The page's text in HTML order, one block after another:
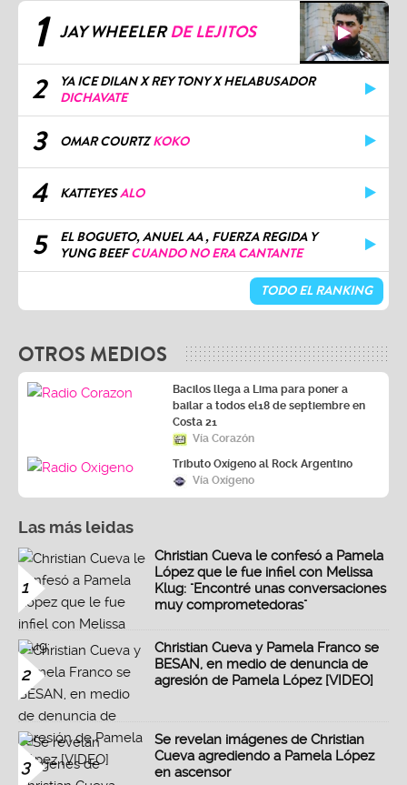
1 JAY WHEELERDE LEJITOS
2
YA ICE DILAN X REY TONY X HELABUSADOR
DICHAVATE
3 OMAR COURTZKOKO
4 KATTEYESALO
5
EL BOGUETO, ANUEL AA , FUERZA REGIDA Y
YUNG BEEFCUANDO NO ERA CANTANTE
TODO EL RANKING
OTROS MEDIOS
Bacilos llega a Lima para poner a
bailar a todos el18 de septiembre en
Costa 21
Vía Corazón
Tributo Oxígeno al Rock Argentino
Vía Oxígeno
Las más leidas
1
Christian Cueva le confesó a Pamela
López que le fue infiel con Melissa
Klug: "Encontré unas conversaciones
muy comprometedoras"
2
Christian Cueva y Pamela Franco se
BESAN, en medio de denuncia de
agresión de Pamela López [VIDEO]
3
Se revelan imágenes de Christian
Cueva agrediendo a Pamela López
en ascensor